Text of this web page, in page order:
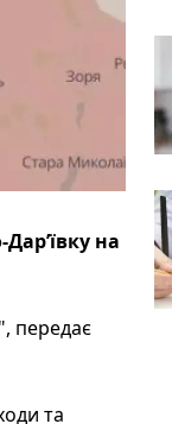
на
передає
та